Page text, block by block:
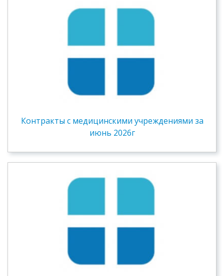
Контракты c медицинскими учреждениями за
июнь 2026г